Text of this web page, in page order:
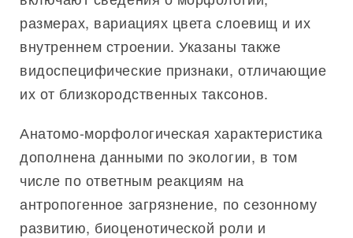
размерах, вариациях цвета слоевищ и их
внутреннем строении. Указаны также
видоспецифические признаки, отличающие
их от близкородственных таксонов.
Анатомо-морфологическая характеристика
дополнена данными по экологии, в том
числе по ответным реакциям на
антропогенное загрязнение, по сезонному
развитию, биоценотической роли и